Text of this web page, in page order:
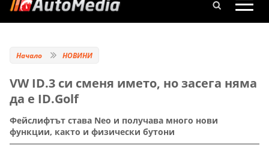
Начало НОВИНИ
VW ID.3 си сменя името, но засега няма
да е ID.Golf
Фейслифтът става Neo и получава много нови
функции, както и физически бутони